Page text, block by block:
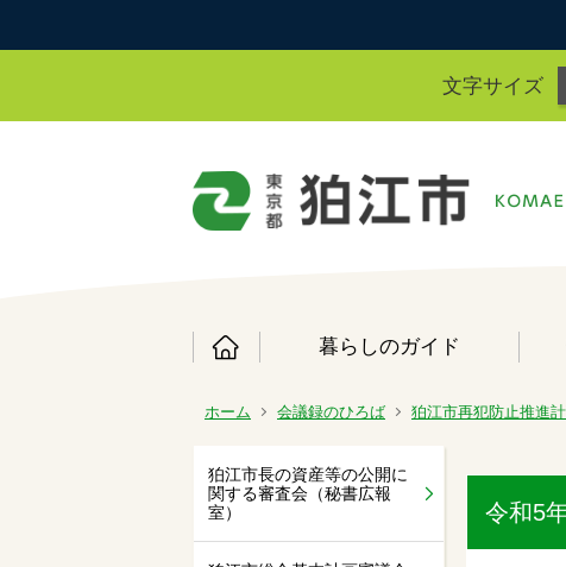
文字サイズ
暮らしのガイド
ホーム 会議録のひろば 狛江市再犯防止推進
狛江市長の資産等の公開に
関する審査会（秘書広報
室）
令和5